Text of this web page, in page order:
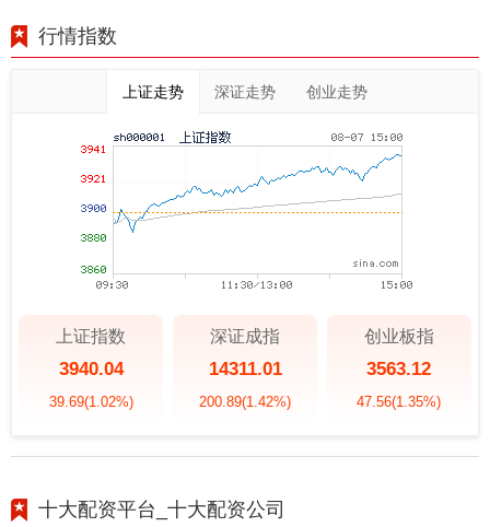
行情指数
上证走势 深证走势 创业走势
上证指数
3940.04
39.69(1.02%)
深证成指
14311.01
200.89(1.42%)
创业板指
3563.12
47.56(1.35%)
十大配资平台_十大配资公司